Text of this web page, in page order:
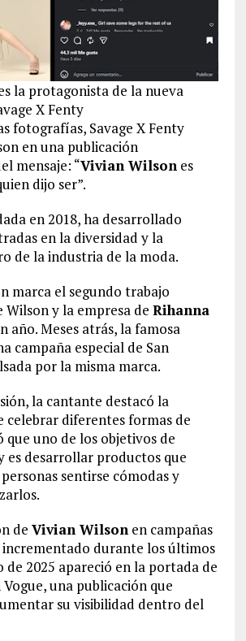
la protagonista de la nueva
X Fenty
fotografías, Savage X Fenty
en una publicación
mensaje: “Vivian Wilsones
dijo ser”.
en 2018, ha desarrollado
en la diversidad y la
de la industria de la moda.
marca el segundo trabajo
y la empresa de Rihanna
año. Meses atrás, la famosa
campaña especial de San
por la misma marca.
la cantante destacó la
celebrar diferentes formas de
que uno de los objetivos de
es desarrollar productos que
sentirse cómodas y
de Vivian Wilsonen campañas
incrementado durante los últimos
de 2025 apareció en la portada de
una publicación que
su visibilidad dentro del